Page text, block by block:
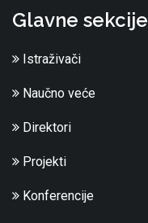
Glavne sekcije
Istraživači
Naučno veće
Direktori
Projekti
Konferencije